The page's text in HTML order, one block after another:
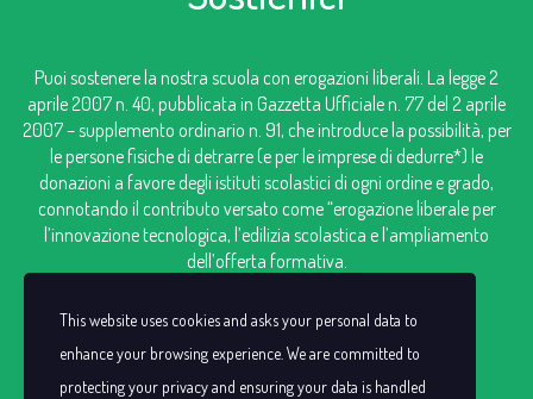
Puoi sostenere la nostra scuola con erogazioni liberali. La legge 2
aprile 2007 n. 40, pubblicata in Gazzetta Ufficiale n. 77 del 2 aprile
2007 – supplemento ordinario n. 91, che introduce la possibilità, per
le persone fisiche di detrarre (e per le imprese di dedurre*) le
donazioni a favore degli istituti scolastici di ogni ordine e grado,
connotando il contributo versato come “erogazione liberale per
l’innovazione tecnologica, l’edilizia scolastica e l’ampliamento
dell’offerta formativa.
This website uses cookies and asks your personal data to
enhance your browsing experience. We are committed to
protecting your privacy and ensuring your data is handled